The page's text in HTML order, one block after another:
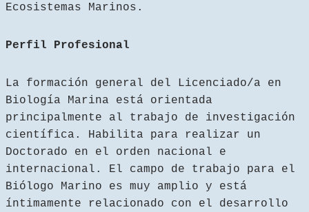
Ecosistemas Marinos.
Perfil Profesional
La formación general del Licenciado/a en
Biología Marina está orientada
principalmente al trabajo de investigación
científica. Habilita para realizar un
Doctorado en el orden nacional e
internacional. El campo de trabajo para el
Biólogo Marino es muy amplio y está
íntimamente relacionado con el desarrollo